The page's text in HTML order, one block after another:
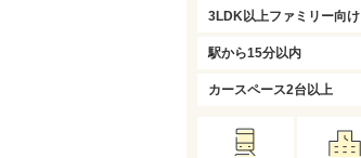
3LDK以上ファミリー向け
駅から15分以内
カースペース2台以上